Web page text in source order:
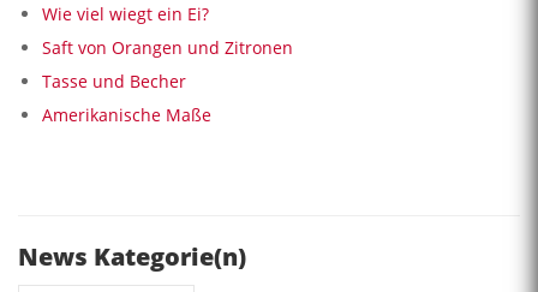
Wie viel wiegt ein Ei?
Saft von Orangen und Zitronen
Tasse und Becher
Amerikanische Maße
News Kategorie(n)